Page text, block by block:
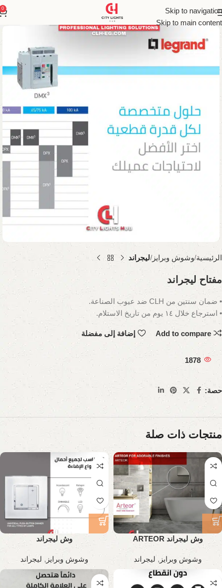
Skip to navigation
Skip to main content
0
الرئيسية وشوش وبرايز ليجراند
مفتاح ليجراند
• ضمان سنتين من CLH ضد عيوب الصناعة.
• استرجاع خلال ١٤ يوم من تاريخ الاستلام.
Add to compare إضافة إلى مفضلة
1878
حصة:
منتجات ذات صلة
وش ليجراند ARTEOR
وشوش وبرايز , ليجراند
وش ليجراند
وشوش وبرايز , ليجراند